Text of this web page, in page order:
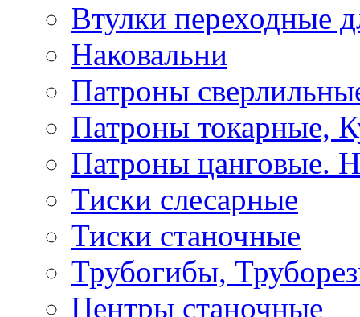
Втулки переходные
Наковальни
Патроны
Патроны токарные,
Патроны цанговые.
Тиски слесарные
Тиски станочные
Трубогибы,
Центры станочные